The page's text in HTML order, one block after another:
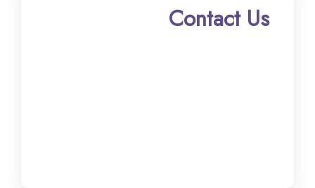
Contact Us